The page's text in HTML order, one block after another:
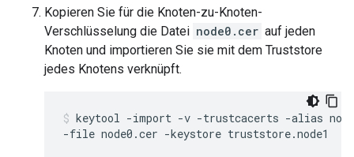
Kopieren Sie für die Knoten-zu-Knoten-
Verschlüsselung die Datei node0.cer auf jeden
Knoten und importieren Sie sie mit dem Truststore
jedes Knotens verknüpft.
keytool -import -v -trustcacerts -alias
-file node0.cer -keystore truststore.node1